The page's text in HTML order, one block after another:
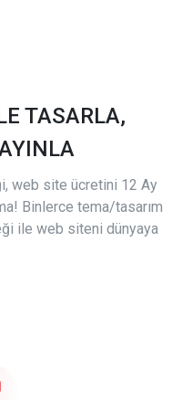
TASARLA,
web site ücretini 12 Ay
Binlerce tema/tasarım
ile web siteni dünyaya